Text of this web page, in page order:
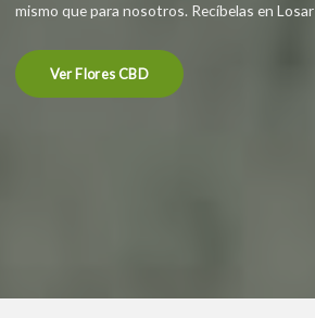
mismo que para nosotros. Recíbelas en Losar
Ver Flores CBD